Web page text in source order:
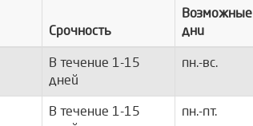
Срочность
Возможные
дни
В течение 1-15
дней
пн.-вс.
В течение 1-15
пн.-пт.